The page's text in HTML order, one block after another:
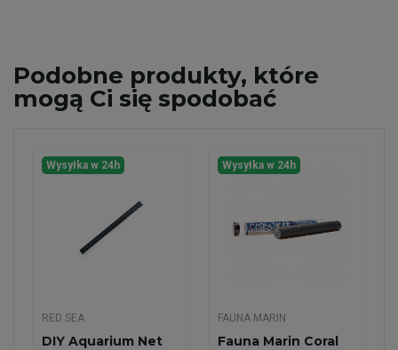
Podobne produkty, które
mogą Ci się spodobać
Wysyłka w 24h
RED SEA
DIY Aquarium Net
Wysyłka w 24h
FAUNA MARIN
Fauna Marin Coral